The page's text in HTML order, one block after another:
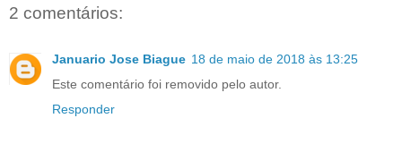
2 comentários:
Januario Jose Biague 18 de maio de 2018 às 13:25
Este comentário foi removido pelo autor.
Responder